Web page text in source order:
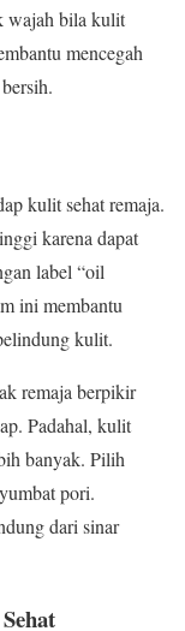
wajah bila kulit
mencegah
kulit sehat remaja.
karena dapat
label “oil
ini membantu
kulit.
remaja berpikir
Padahal, kulit
banyak. Pilih
pori.
dari sinar